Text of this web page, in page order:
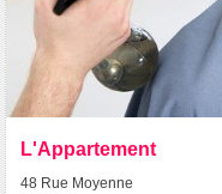
L'Appartement
48 Rue Moyenne